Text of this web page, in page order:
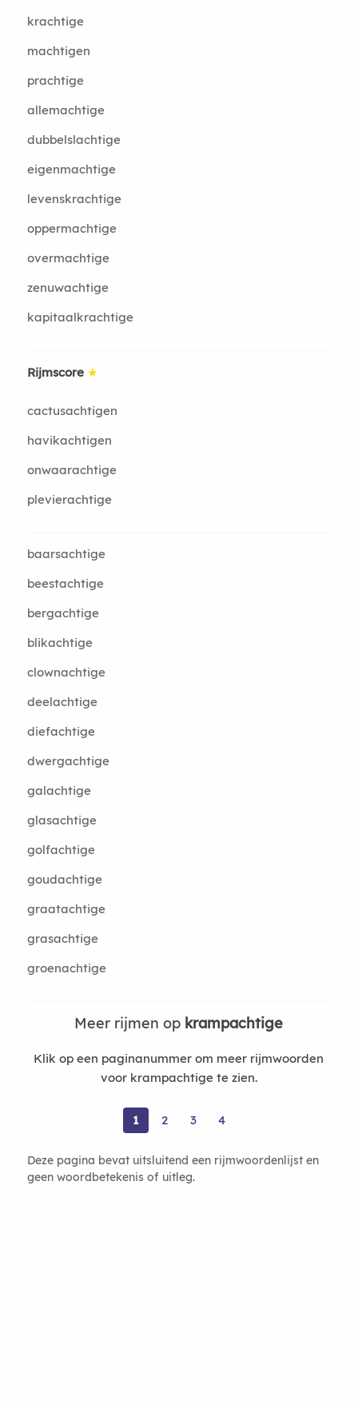
krachtige
machtigen
prachtige
allemachtige
dubbelslachtige
eigenmachtige
levenskrachtige
oppermachtige
overmachtige
zenuwachtige
kapitaalkrachtige
Rijmscore ★
cactusachtigen
havikachtigen
onwaarachtige
plevierachtige
baarsachtige
beestachtige
bergachtige
blikachtige
clownachtige
deelachtige
diefachtige
dwergachtige
galachtige
glasachtige
golfachtige
goudachtige
graatachtige
grasachtige
groenachtige
Meer rijmen op krampachtige
Klik op een paginanummer om meer rijmwoorden
voor krampachtige te zien.
1 2 3 4
Deze pagina bevat uitsluitend een rijmwoordenlijst en
geen woordbetekenis of uitleg.